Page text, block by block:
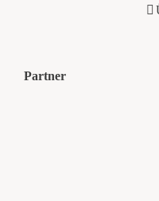
Partner